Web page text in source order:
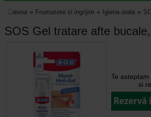
Catena Frumusete si ingrijire Igiena orala
SOS Gel tratare afte
Te
si